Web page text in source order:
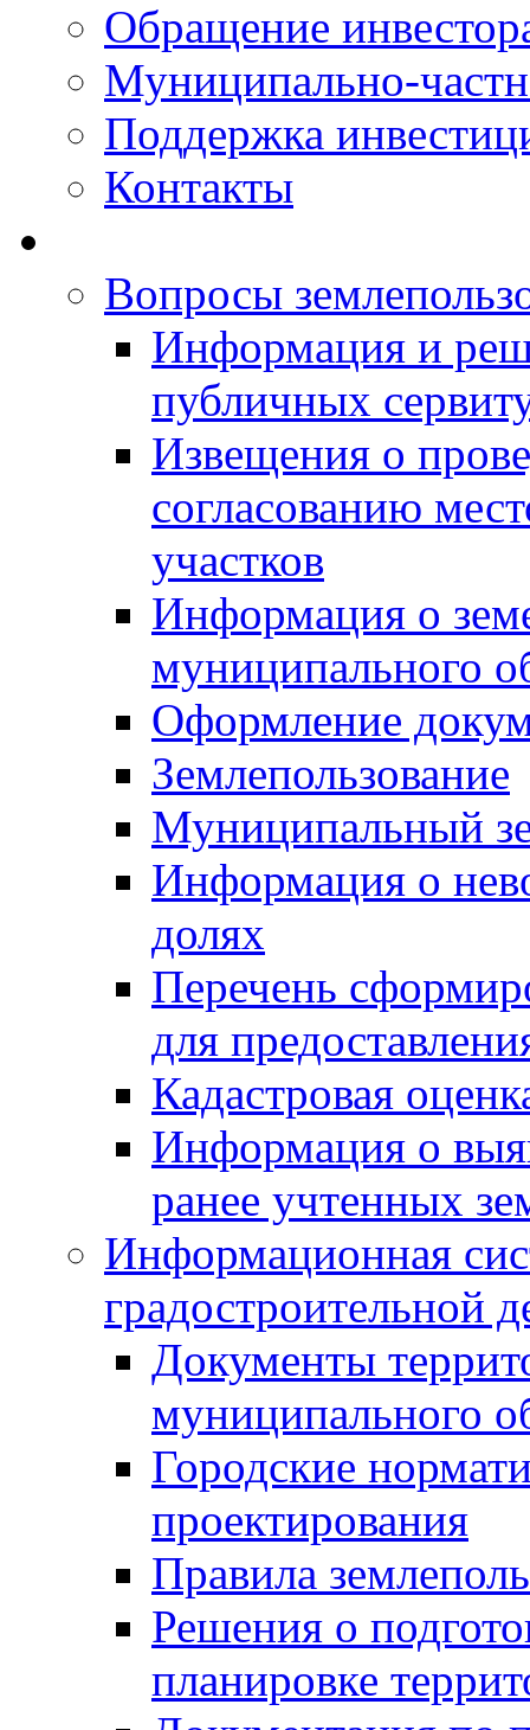
Обращение
Муниципально-
Поддержка
Контакты
Вопросы
Информация и
публичных
Извещения о
согласованию
участков
Информация о
муниципального
Оформление
Землепользование
Муниципальный
Информация о
долях
Перечень
для
Кадастровая
Информация о
ранее учтенных
Информационная
градостроительной
Документы
муниципального
Городские
проектирования
Правила
Решения о
планировке